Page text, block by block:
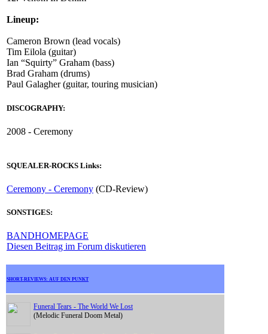
Lineup:
Cameron Brown (lead vocals)
Tim Eilola (guitar)
Ian “Squirty” Graham (bass)
Brad Graham (drums)
Paul Galagher (guitar, touring musician)
DISCOGRAPHY:
2008 - Ceremony
SQUEALER-ROCKS Links:
Ceremony - Ceremony (CD-Review)
SONSTIGES:
BANDHOMEPAGE
Diesen Beitrag im Forum diskutieren
SHORT-REVIEWS: AUF DEN PUNKT
Funeral Tears - The World We Lost
(Melodic Funeral Doom Metal)